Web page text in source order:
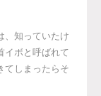
、知っていたけ
イボと呼ばれて
てしまったらそ